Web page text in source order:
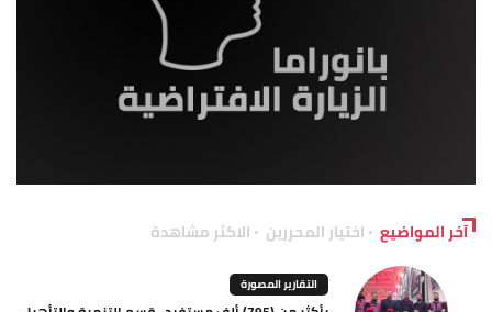
آخر المواضيع اختيار المحررين الاكثر مشاهدة
التقارير المصورة